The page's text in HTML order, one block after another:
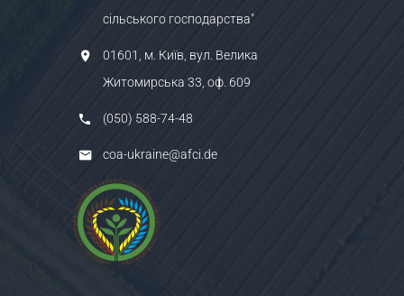
сільського господарства"
01601, м. Київ, вул. Велика
Житомирська 33, оф. 609
(050) 588-74-48
coa-ukraine@afci.de